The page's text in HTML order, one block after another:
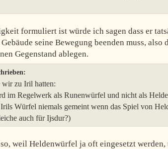
formuliert ist würde ich sagen dass er
seine Bewegung beenden muss, also
Gegenstand ablegen.
wir zu Iril hatten:
im Regelwerk als Runenwürfel und nicht als
Würfel niemals gemeint wenn das Spiel von
auch für Ijsdur?)
weil Heldenwürfel ja oft eingesetzt werden,